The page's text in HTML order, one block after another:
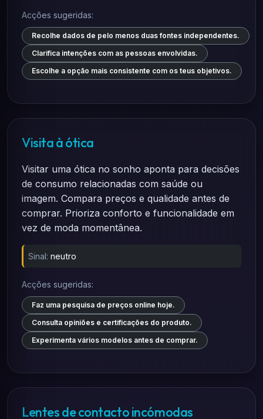
Acções sugeridas:
Recolhe dados de pelo menos duas fontes independentes.
Clarifica intenções com as pessoas envolvidas.
Escolhe a opção mais consistente com os teus objetivos.
Visita à ótica
Visitar uma ótica no sonho aponta para decisões
de consumo relacionadas com saúde ou
imagem. Compara preços e qualidade antes de
comprar. Prioriza conforto e funcionalidade em
vez de moda momentânea.
Sinal: neutro
Acções sugeridas:
Faz uma pesquisa de preços online hoje.
Consulta opiniões e certificações do produto.
Experimenta vários modelos antes de comprar.
Lentes de contacto incómodas